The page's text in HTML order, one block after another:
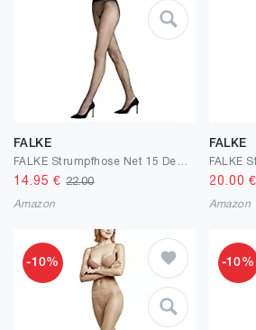
FALKE
14.95 €22.00
Amazon
FALKE
20.00 €
Amazon
-10% -10%